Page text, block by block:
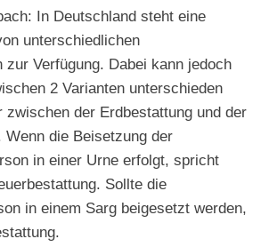
In Deutschland steht eine
unterschiedlichen
zur Verfügung. Dabei kann jedoch
2 Varianten unterschieden
zwischen der Erdbestattung und der
Wenn die Beisetzung der
in einer Urne erfolgt, spricht
Sollte die
in einem Sarg beigesetzt werden,